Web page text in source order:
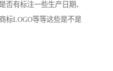
否有标注一些生产日期、
标LOGO等等这些是不是